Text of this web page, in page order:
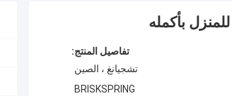
تفاصيل المنتج:
تشجيانغ ، الصين
BRISKSPRING